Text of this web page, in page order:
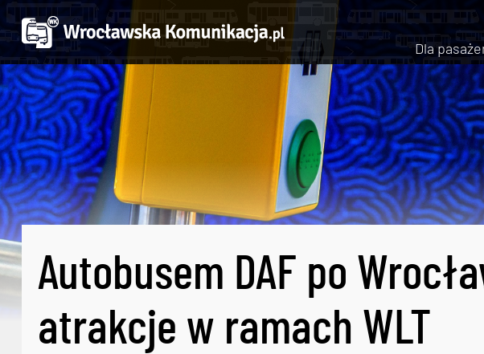
Dla
Autobusem DAF po
atrakcje w ramach WLT